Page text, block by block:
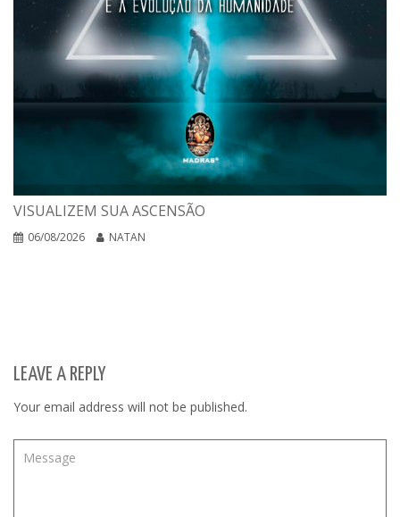
VISUALIZEM SUA ASCENSÃO
06/08/2026 NATAN
LEAVE A REPLY
Your email address will not be published.